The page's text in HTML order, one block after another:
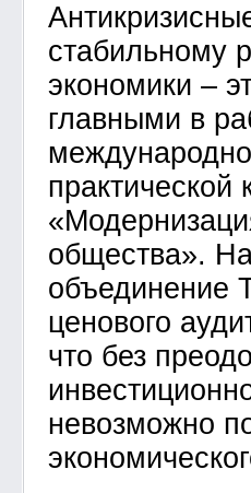
стабильному
экономики –
главными в
общества».
объединение
ценового
что без
невозможно